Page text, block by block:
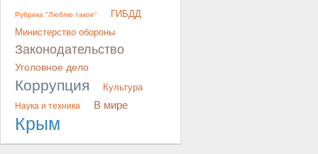
Рубрика "Люблю такое"
ГИБДД
Министерство обороны
Законодательство
Уголовное дело
Коррупция Культура
Наука и техника В мире
Крым